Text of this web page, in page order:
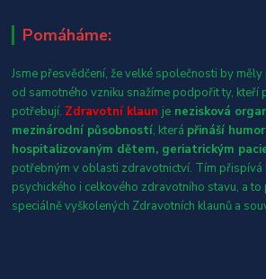
Pomáháme:
Jsme přesvědčení, že velké společnosti by
od samotného vzniku snažíme podpořit ty, kteří
potřebují. Zdravotní klaun je nezisková
mezinárodní působností, která přináší
hospitalizovaným dětem, geriatrickým
potřebným v oblasti zdravotnictví. Tím přispívá
psychického i celkového zdravotního stavu, a
speciálně vyškolených Zdravotních klaunů a